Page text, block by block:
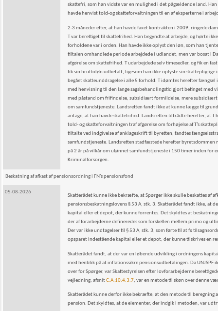
skattefri, som han vidste var en mulighed i det pågældende land.
havde henvist told-og skatteforvaltningen til en af eksperterne i
2-3 måneder efter, at han havde faxet kontrakten i 2009, ringede
T var berettiget til skattefrihed. Han begyndte at arbejde, og hørte
forholdene var i orden. Han havde ikke oplyst den løn, som han
tiltalen omhandlede periode arbejdede i udlandet, men var bosat i
afgørelse om skattefrihed. T udarbejdede selv timesedler, og fik en
fik sin bruttoløn udbetalt, ligesom han ikke oplyste sin
begået skatteunddragelse i alle 5 forhold. T idømtes herefter
med henvisning til den lange sagsbehandlingstid gjort betinget med
med påstand om frifindelse, subsidiært formildelse, mere subsidiært
om samfundstjeneste. Landsretten fandt ikke at kunne lægge til
antage, at han havde skattefrihed. Landsretten tiltrådte herefter, at
told- og skatteforvaltningen traf afgørelse om forhøjelse af T’s
tiltalte ved indgivelse af anklageskrift til byretten, fandtes
samfundstjeneste. Landsretten stadfæstede herefter
på 2 år på vilkår om ulønnet samfundstjeneste i 150 timer inden for
Kriminalforsorgen.
Beskatning af afkast af pensionsordning i FN’s pensionsfond
05-08-2026
Skatterådet kunne ikke bekræfte, at Spørger ikke skulle beskattes af
pensionsbeskatningslovens § 53 A, stk. 3. Skatterådet fandt ikke, at
kapital eller et depot, der kunne forrentes. Det skyldtes at
der af forarbejderne defineredes som forskellen mellem primo og
Der var ikke undtagelser til § 53 A, stk. 3, som førte til at fx
opsparet indestående kapital eller et depot, der kunne tilskrives en
Skatterådet fandt, at der var en løbende udvikling i ordningens
med henblik på at inflationssikre pensionsudbetalingen. Da
over for Spørger, var Skattestyrelsen efter lovforarbejderne
vejledning, afsnitC.A.10.4.3.7, var en metode til skøn over denne
Skatterådet kunne derfor ikke bekræfte, at den metode til beregning
pension. Det skyldtes, at de elementer, der indgik i metoden, var